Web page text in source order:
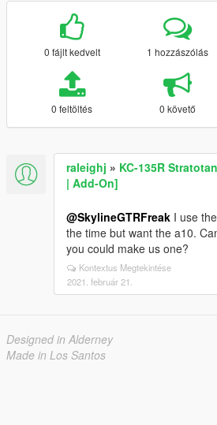
0 fájlt kedvelt 1 hozzászólás
0 feltöltés 0 követő
raleighj » KC-135R
| Add-On]
@SkylineGTRFreak I use
the time but want the a10.
you could make us one?
Kontextus Megtekintése
2021. február 21.
Designed in Alderney
Made in Los Santos